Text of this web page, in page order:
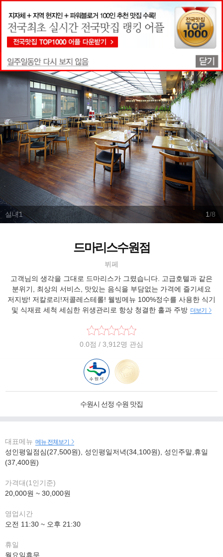
맛집상세정보
실내1 1/8
드마리스수원점
뷔페
고객님의 생각을 그대로 드마리스가 그렸습니다. 고급호텔과 같은
분위기, 최상의 서비스, 맛있는 음식을 부담없는 가격에 즐기세요
저지방! 저칼로리!저콜레스테롤! 웰빙메뉴 100%정수를 사용한 식기
및 식재료 세척 세심한 위생관리로 항상 청결한 홀과 주방 더보기
0.0점 / 3,912명 관심
수원시 선정 수원 맛집
대표메뉴 메뉴 전체보기
성인평일점심(27,500원), 성인평일저녁(34,100원), 성인주말,휴일
(37,400원)
가격대(1인기준)
20,000원 ~ 30,000원
영업시간
오전 11:30 ~ 오후 21:30
휴일
월요일휴무